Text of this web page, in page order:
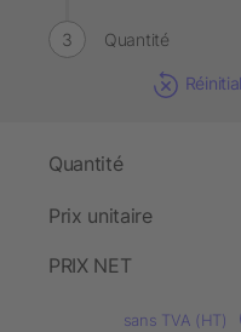
Quantité
Quantité
Prix unitaire
PRIX NET
sans TVA (HT)